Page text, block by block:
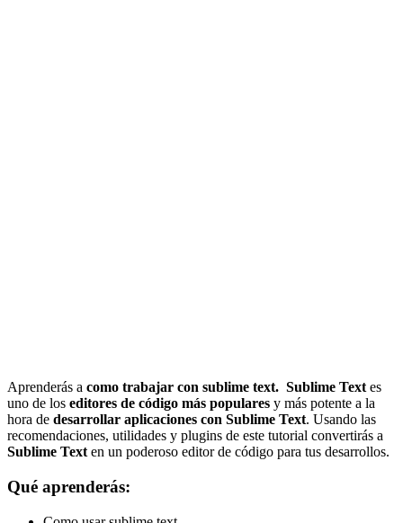
Aprenderás a como trabajar con sublime text. Sublime Text es
uno de los editores de código más populares y más potente a la
hora de desarrollar aplicaciones con Sublime Text. Usando las
recomendaciones, utilidades y plugins de este tutorial convertirás a
Sublime Text en un poderoso editor de código para tus desarrollos.
Qué aprenderás: